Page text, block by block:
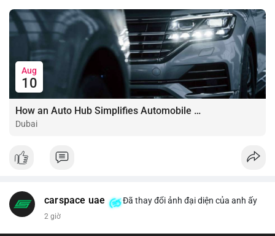
Aug
10
How an Auto Hub Simplifies Automobile Buying Services
Dubai
carspace uae Đã thay đổi ảnh đại diện của anh ấy
2 giờ